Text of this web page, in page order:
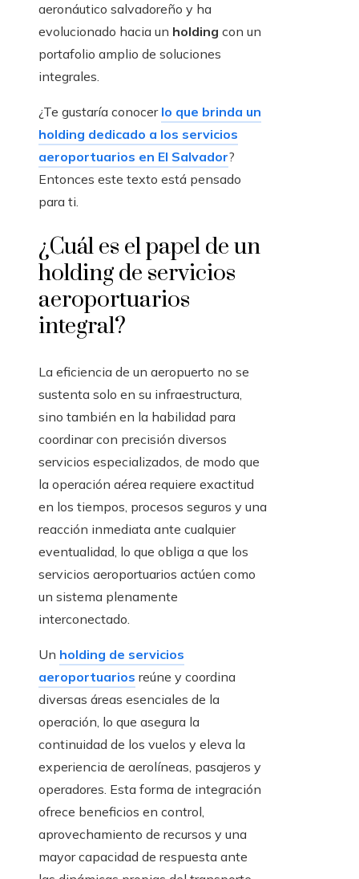
aeronáutico salvadoreño y ha
evolucionado hacia un holding con un
portafolio amplio de soluciones
integrales.
¿Te gustaría conocer lo que brinda un
holding dedicado a los servicios
aeroportuarios en El Salvador?
Entonces este texto está pensado
para ti.
¿Cuál es el papel de un
holding de servicios
aeroportuarios
integral?
La eficiencia de un aeropuerto no se
sustenta solo en su infraestructura,
sino también en la habilidad para
coordinar con precisión diversos
servicios especializados, de modo que
la operación aérea requiere exactitud
en los tiempos, procesos seguros y una
reacción inmediata ante cualquier
eventualidad, lo que obliga a que los
servicios aeroportuarios actúen como
un sistema plenamente
interconectado.
Un holding de servicios
aeroportuarios reúne y coordina
diversas áreas esenciales de la
operación, lo que asegura la
continuidad de los vuelos y eleva la
experiencia de aerolíneas, pasajeros y
operadores. Esta forma de integración
ofrece beneficios en control,
aprovechamiento de recursos y una
mayor capacidad de respuesta ante